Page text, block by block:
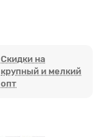
Скидки на
крупный и мелкий
опт